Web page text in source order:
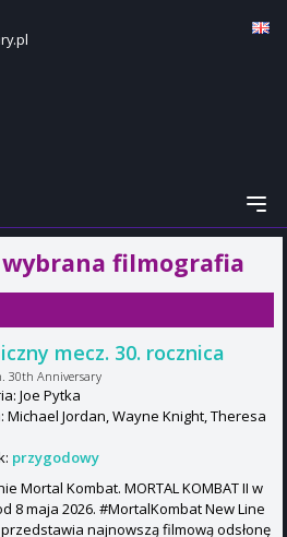
filmografia
mecz. 30. rocznica
30th Anniversary
Joe Pytka
Michael Jordan, Wayne Knight, Theresa
przygodowy
Mortal Kombat. MORTAL KOMBAT II w
8 maja 2026. #MortalKombat New Line
najnowszą filmową odsłonę